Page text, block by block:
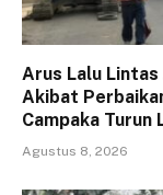
Arus Lalu
Akibat
Campaka
Agustus 8, 2026